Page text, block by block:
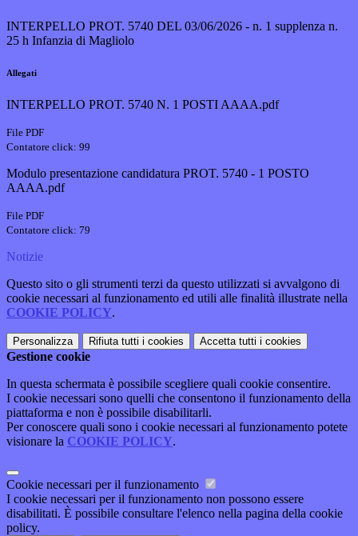
INTERPELLO PROT. 5740 DEL 03/06/2026 - n. 1 supplenza n.
25 h Infanzia di Magliolo
Allegati
INTERPELLO PROT. 5740 N. 1 POSTI AAAA.pdf
File PDF
Contatore click: 99
Modulo presentazione candidatura PROT. 5740 - 1 POSTO
AAAA.pdf
File PDF
Contatore click: 79
Notizie
Questo sito o gli strumenti terzi da questo utilizzati si avvalgono di
cookie necessari al funzionamento ed utili alle finalità illustrate nella
COOKIE POLICY.
Personalizza Rifiuta tutti i cookies Accetta tutti i cookies
Gestione cookie
In questa schermata è possibile scegliere quali cookie consentire.
I cookie necessari sono quelli che consentono il funzionamento della
piattaforma e non è possibile disabilitarli.
Per conoscere quali sono i cookie necessari al funzionamento potete
visionare la COOKIE POLICY.
Cookie necessari per il funzionamento
I cookie necessari per il funzionamento non possono essere
disabilitati. È possibile consultare l'elenco nella pagina della cookie
policy.